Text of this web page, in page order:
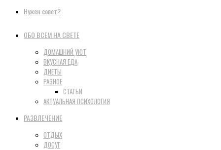
Нужен совет?
ОБО ВСЕМ НА СВЕТЕ
ДОМАШНИЙ УЮТ
ВКУСНАЯ ЕДА
ДИЕТЫ
РАЗНОЕ
СТАТЬИ
АКТУАЛЬНАЯ ПСИХОЛОГИЯ
РАЗВЛЕЧЕНИЕ
ОТДЫХ
ДОСУГ